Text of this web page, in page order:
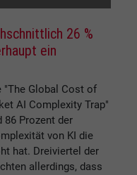
26 %
ein
"The Global Cost of
AI Complexity Trap"
86 Prozent der
von KI die
hat. Dreiviertel der
allerdings, dass